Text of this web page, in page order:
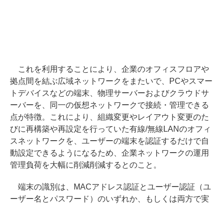
これを利用することにより、企業のオフィスフロアや
拠点間を結ぶ広域ネットワークをまたいで、PCやスマー
トデバイスなどの端末、物理サーバーおよびクラウドサ
ーバーを、同一の仮想ネットワークで接続・管理できる
点が特徴。これにより、組織変更やレイアウト変更のた
びに再構築や再設定を行っていた有線/無線LANのオフィ
スネットワークを、ユーザーの端末を認証するだけで自
動設定できるようになるため、企業ネットワークの運用
管理負荷を大幅に削減削減するとのこと。
端末の識別は、MACアドレス認証とユーザー認証（ユ
ーザー名とパスワード）のいずれか、もしくは両方で実